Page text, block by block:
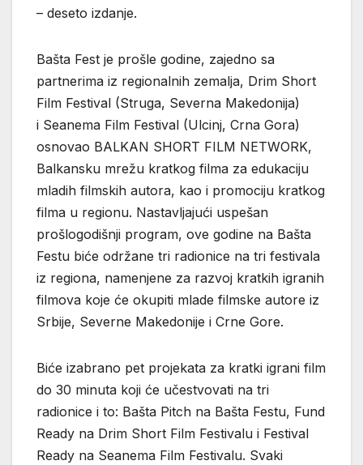
– deseto izdanje.
Bašta Fest je prošle godine, zajedno sa
partnerima iz regionalnih zemalja, Drim Short
Film Festival (Struga, Severna Makedonija)
i Seanema Film Festival (Ulcinj, Crna Gora)
osnovao BALKAN SHORT FILM NETWORK,
Balkansku mrežu kratkog filma za edukaciju
mladih filmskih autora, kao i promociju kratkog
filma u regionu. Nastavljajući uspešan
prošlogodišnji program, ove godine na Bašta
Festu biće održane tri radionice na tri festivala
iz regiona, namenjene za razvoj kratkih igranih
filmova koje će okupiti mlade filmske autore iz
Srbije, Severne Makedonije i Crne Gore.
Biće izabrano pet projekata za kratki igrani film
do 30 minuta koji će učestvovati na tri
radionice i to: Bašta Pitch na Bašta Festu, Fund
Ready na Drim Short Film Festivalu i Festival
Ready na Seanema Film Festivalu. Svaki